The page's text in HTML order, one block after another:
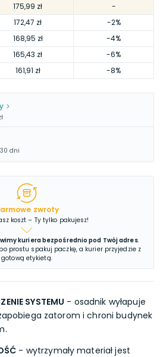
175,99 zł
-
172,47 zł
-2%
168,95 zł
-4%
165,43 zł
-6%
161,91 zł -8%
dni
zwroty
koszt – Ty tylko pakujesz!
kuriera bezpośrednio pod Twój adres.
prostu spakuj paczkę, a kurier przyjedzie z
gotową etykietą.
SYSTEMU - osadnik wyłapuje
zatorom i chroni budynek
- wytrzymały materiał jest